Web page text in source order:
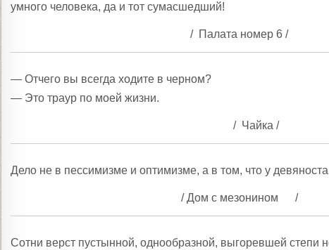
умного человека, да и тот сумасшедший!
/ Палата номер 6 /
— Отчего вы всегда ходите в черном?
— Это траур по моей жизни.
/ Чайка /
Дело не в пессимизме и оптимизме, а в том, что у девяноста
/ Дом с мезонином /
Сотни верст пустынной, однообразной, выгоревшей степи
женщин
знании и
невежестве